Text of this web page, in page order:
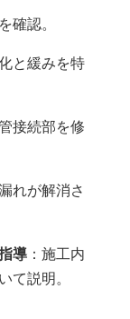
確認。
と緩みを特
接続部を修
れが解消さ
導 ：施工内
て説明。